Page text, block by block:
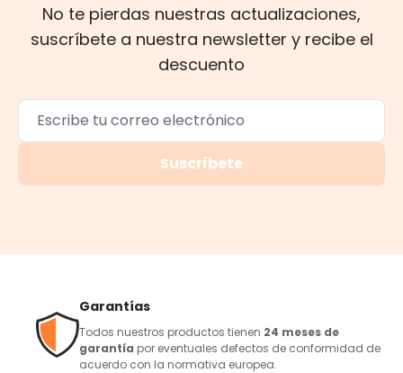
No te pierdas nuestras actualizaciones,
suscríbete a nuestra newsletter y recibe el
descuento
Suscríbete
Garantías
Todos nuestros productos tienen 24 meses de
garantía por eventuales defectos de conformidad de
acuerdo con la normativa europea.